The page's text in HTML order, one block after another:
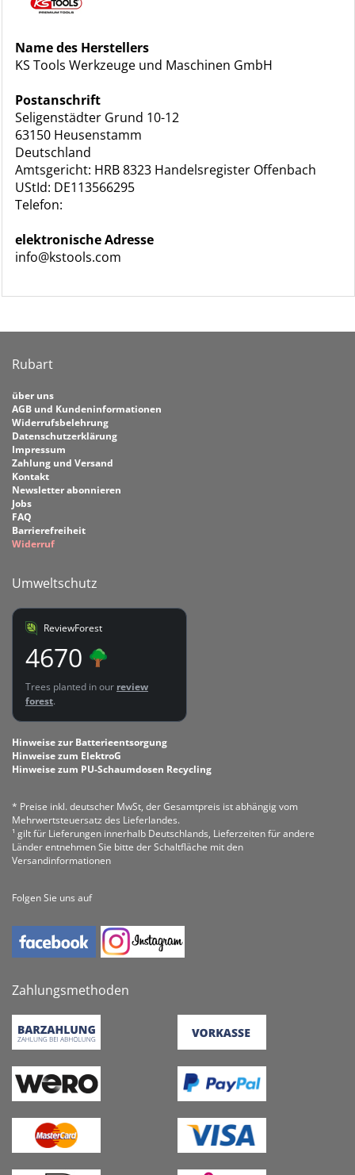
Name des Herstellers
KS Tools Werkzeuge und Maschinen GmbH
Postanschrift
Seligenstädter Grund 10-12
63150 Heusenstamm
Deutschland
Amtsgericht: HRB 8323 Handelsregister Offenbach
UStId: DE113566295
Telefon:
elektronische Adresse
info@kstools.com
Rubart
über uns
AGB und Kundeninformationen
Widerrufsbelehrung
Datenschutzerklärung
Impressum
Zahlung und Versand
Kontakt
Newsletter abonnieren
Jobs
FAQ
Barrierefreiheit
Widerruf
Umweltschutz
ReviewForest
4670
Trees planted in our review
forest.
Hinweise zur Batterieentsorgung
Hinweise zum ElektroG
Hinweise zum PU-Schaumdosen Recycling
* Preise inkl. deutscher MwSt, der Gesamtpreis ist abhängig vom
Mehrwertsteuersatz des Lieferlandes.
¹ gilt für Lieferungen innerhalb Deutschlands, Lieferzeiten für andere
Länder entnehmen Sie bitte der Schaltfläche mit den
Versandinformationen
Folgen Sie uns auf
Zahlungsmethoden